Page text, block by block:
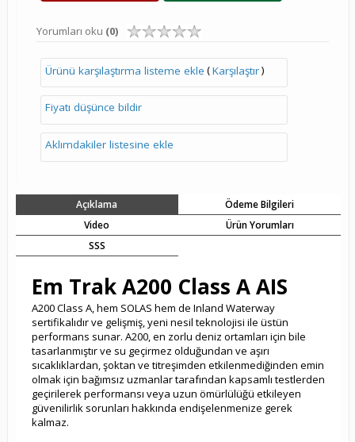
Yorumları oku (0)
Ürünü karşılaştırma listeme ekle (Karşılaştır)
Fiyatı düşünce bildir
Aklımdakiler listesine ekle
Açıklama
Ödeme Bilgileri
Video
Ürün Yorumları
SSS
Em Trak A200 Class A AIS
A200 Class A, hem SOLAS hem de Inland Waterway
sertifikalıdır ve gelişmiş, yeni nesil teknolojisi ile üstün
performans sunar. A200, en zorlu deniz ortamları için bile
tasarlanmıştır ve su geçirmez olduğundan ve aşırı
sıcaklıklardan, şoktan ve titreşimden etkilenmediğinden emin
olmak için bağımsız uzmanlar tarafından kapsamlı testlerden
geçirilerek performansı veya uzun ömürlülüğü etkileyen
güvenilirlik sorunları hakkında endişelenmenize gerek
kalmaz.